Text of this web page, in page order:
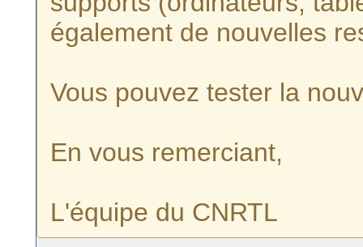
également de nouvelles
Vous pouvez tester la
En vous remerciant,
L'équipe du CNRTL